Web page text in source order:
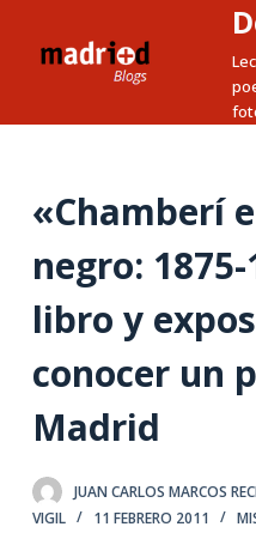
t
a
o
n
d
o
«Chamberí
negro:
libro y
conocer un
Madrid
JUAN CARLOS MARCOS
VIGIL
11 FEBRERO 2011